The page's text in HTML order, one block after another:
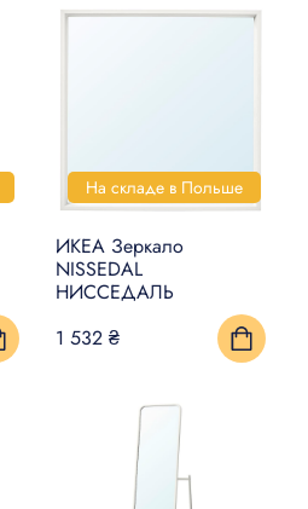
На складе в Польше
ИКЕА Зеркало
NISSEDAL
НИССЕДАЛЬ
1 532 ₴